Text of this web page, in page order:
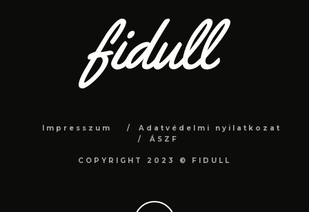
Impresszum
Adatvédelmi nyilatkozat
ÁSZF
COPYRIGHT 2023 © FIDULL